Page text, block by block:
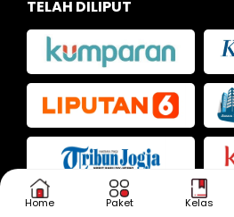
Home Paket Kelas
Nia
Kak Iva
Kak Dias
TELAH DILIPUT